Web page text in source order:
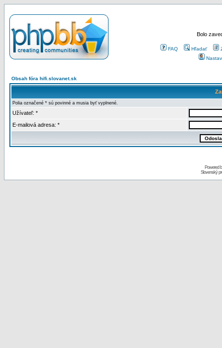
Bolo
FAQ Hľadať
Obsah fóra hifi.slovanet.sk
Polia označené * sú povinné a musia byť vyplnené.
Užívateľ: *
E-mailová adresa: *
Powered
Slovenský